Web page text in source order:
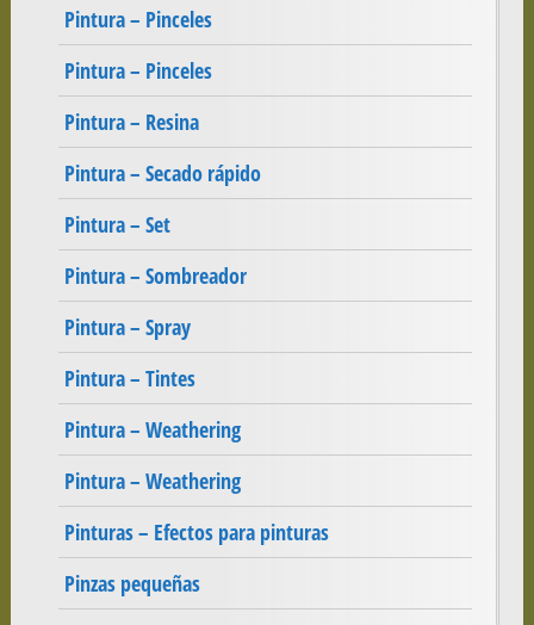
Pintura – Pinceles
Pintura – Pinceles
Pintura – Resina
Pintura – Secado rápido
Pintura – Set
Pintura – Sombreador
Pintura – Spray
Pintura – Tintes
Pintura – Weathering
Pintura – Weathering
Pinturas – Efectos para pinturas
Pinzas pequeñas